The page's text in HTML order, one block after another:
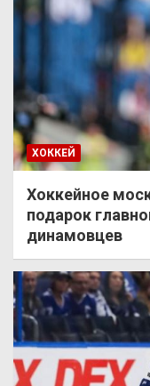
ХОККЕЙ
Хоккейное
подарок
динамовцев